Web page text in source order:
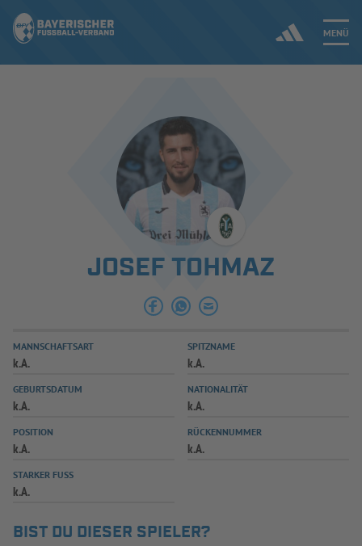
MENÜ
ERGEBNISSE & WETTBEWERBE
SPIELBETRIEB & VERBANDSLEBEN
AUSBILDUNG & FÖRDERUNG
SPIELPLUS
JOSEF TOHMAZ
MANNSCHAFTSART
k.A.
SPITZNAME
k.A.
GEBURTSDATUM
k.A.
NATIONALITÄT
k.A.
POSITION
k.A.
RÜCKENNUMMER
k.A.
STARKER FUSS
k.A.
BIST DU DIESER SPIELER?